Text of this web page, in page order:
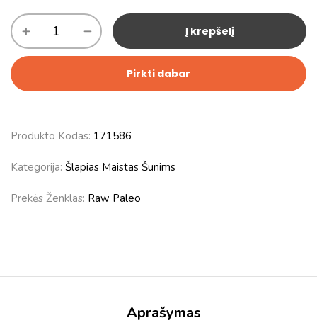
Į krepšelį
Pirkti dabar
Produkto Kodas: 171586
Kategorija: Šlapias Maistas Šunims
Prekės Ženklas: Raw Paleo
Aprašymas